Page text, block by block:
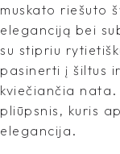
muskato riešuto
eleganciją bei
su stipriu
pasinerti į šiltus
kviečiančia
pliūpsnis, kuris
elegancija.